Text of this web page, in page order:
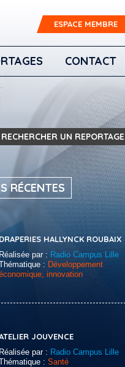
ESPACE MEMBRE
CONTACT
RECHERCHER UN REPORTAGE
RÉCENTES
DRAPERIES HALLYNCK ROUBAIX
Réalisée par : Radio Campus Lille
: Développement
innovation
JOUVENCE
Réalisée par : Radio Campus Lille
: Santé